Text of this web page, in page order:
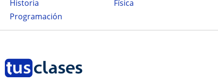
Historia
Física
Programación